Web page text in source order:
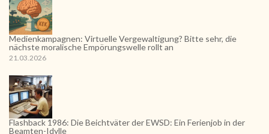
Medienkampagnen: Virtuelle Vergewaltigung? Bitte sehr, die
nächste moralische Empörungswelle rollt an
21.03.2026
Flashback 1986: Die Beichtväter der EWSD: Ein Ferienjob in der
Beamten-Idylle